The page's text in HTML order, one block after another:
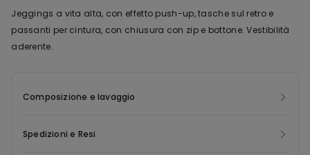
Jeggings a vita alta, con effetto push-up, tasche sul retro e
passanti per cintura, con chiusura con zip e bottone. Vestibilità
aderente.
Composizione e lavaggio
Spedizioni e Resi